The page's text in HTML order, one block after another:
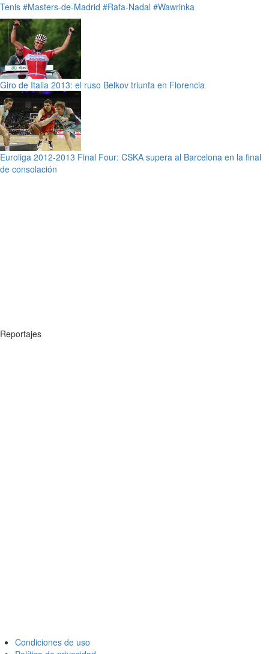
Tenis #Masters-de-Madrid #Rafa-Nadal #Wawrinka
Giro de Italia 2013: el ruso Belkov triunfa en Florencia
Euroliga 2012-2013 Final Four: CSKA supera al Barcelona en la final
de consolación
Reportajes
Condiciones de uso